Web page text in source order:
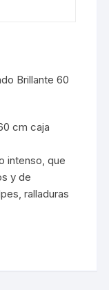
Brillante 60
cm caja
intenso, que
y de
ralladuras